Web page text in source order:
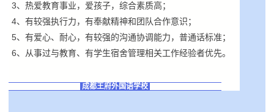
3、热爱教育事业，爱孩子，综合素质高；
4、有较强执行力，有奉献精神和团队合作意识；
5、有爱心、耐心，有较强的沟通协调能力，普通话标准；
6、从事过与教育、有学生宿舍管理相关工作经验者优先。
成都王府外国语学校